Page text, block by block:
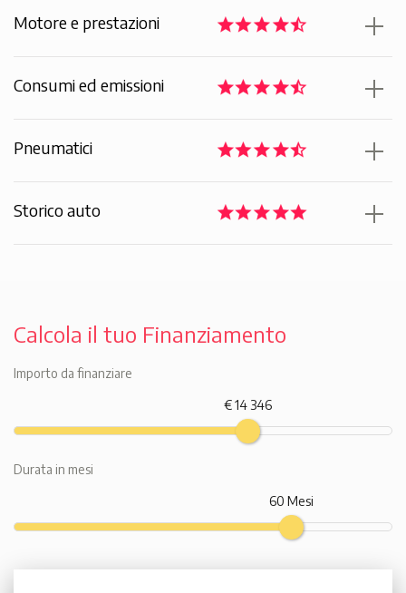
Motore e prestazioni
Consumi ed emissioni
Pneumatici
Storico auto
Calcola il tuo Finanziamento
Importo da finanziare
€ 14 346
Durata in mesi
60 Mesi